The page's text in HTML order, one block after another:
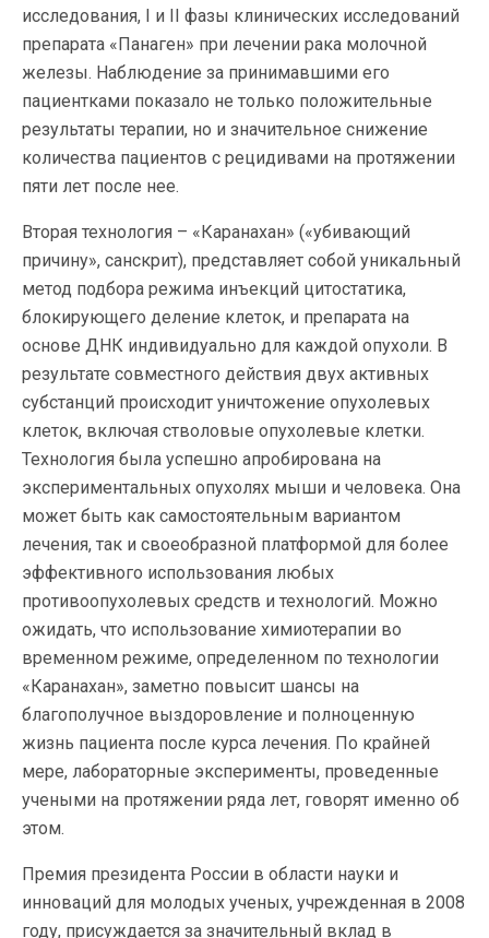
исследования, I и II фазы клинических исследований
препарата «Панаген» при лечении рака молочной
железы. Наблюдение за принимавшими его
пациентками показало не только положительные
результаты терапии, но и значительное снижение
количества пациентов с рецидивами на протяжении
пяти лет после нее.
Вторая технология – «Каранахан» («убивающий
причину», санскрит), представляет собой уникальный
метод подбора режима инъекций цитостатика,
блокирующего деление клеток, и препарата на
основе ДНК индивидуально для каждой опухоли. В
результате совместного действия двух активных
субстанций происходит уничтожение опухолевых
клеток, включая стволовые опухолевые клетки.
Технология была успешно апробирована на
экспериментальных опухолях мыши и человека. Она
может быть как самостоятельным вариантом
лечения, так и своеобразной платформой для более
эффективного использования любых
противоопухолевых средств и технологий. Можно
ожидать, что использование химиотерапии во
временном режиме, определенном по технологии
«Каранахан», заметно повысит шансы на
благополучное выздоровление и полноценную
жизнь пациента после курса лечения. По крайней
мере, лабораторные эксперименты, проведенные
учеными на протяжении ряда лет, говорят именно об
этом.
Премия президента России в области науки и
инноваций для молодых ученых, учрежденная в 2008
году, присуждается за значительный вклад в